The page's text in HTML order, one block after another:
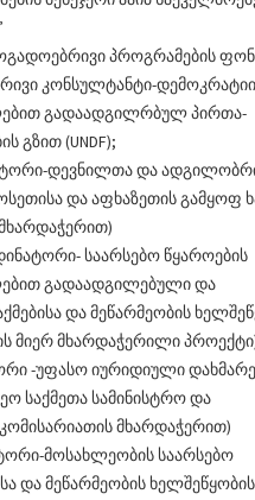
პროგრამების
კონსულტანტი-
გადაადგილრბულ პირთა-
გზით (UNDF);
დევნილთა და
და აფხაზეთის გამყოფ
საარსებო წყაროების
გადაადგილებული და
და მეწარმეობის
მიერ მხარდაჭერილი
-უფასო იურიდიული
საქმეთა სამინისტრო და
მხარდაჭერით)
მოსახლეობის საარსებო
და მეწარმეობის ხელშეწყობის